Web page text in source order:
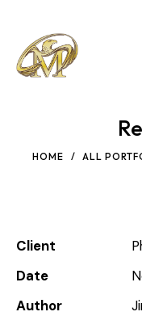
HOME ALL
Client
Date
Author